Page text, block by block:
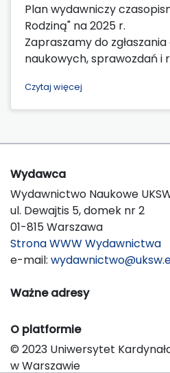
Plan wydawniczy
Rodziną" na 2025 r.
Zapraszamy do
naukowych, sprawozdań i
Czytaj więcej
Wydawca
Wydawnictwo Naukowe
ul. Dewajtis 5, domek nr 2
01-815 Warszawa
Strona WWW Wydawnictwa
e-mail:
Ważne adresy
O platformie
© 2023 Uniwersytet
w Warszawie